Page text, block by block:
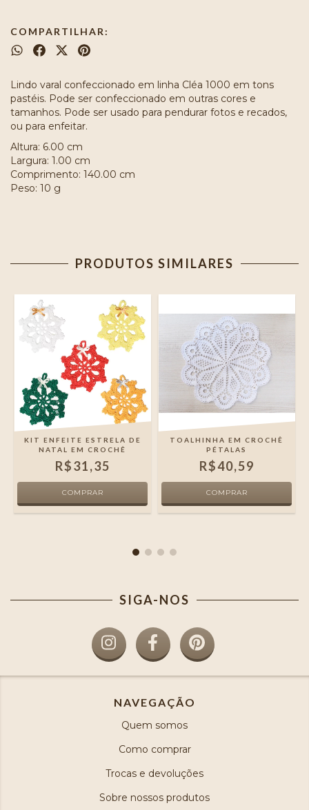
COMPARTILHAR:
Lindo varal confeccionado em linha Cléa 1000 em tons
pastéis. Pode ser confeccionado em outras cores e
tamanhos. Pode ser usado para pendurar fotos e recados,
ou para enfeitar.
Altura: 6.00 cm
Largura: 1.00 cm
Comprimento: 140.00 cm
Peso: 10 g
PRODUTOS SIMILARES
KIT ENFEITE ESTRELA DE
NATAL EM CROCHÊ
R$31,35
TOALHINHA EM CROCHÊ
PÉTALAS
R$40,59
SIGA-NOS
NAVEGAÇÃO
Quem somos
Como comprar
Trocas e devoluções
Sobre nossos produtos